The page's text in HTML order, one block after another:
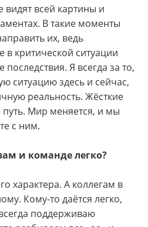
видят всей картины и
В такие моменты
их, ведь
критической ситуации
Я всегда за то,
ситуацию здесь и сейчас,
реальность. Жёсткие
Мир меняется, и мы
с ним.
и команде легко?
характера. А коллегам в
Кому-то даётся легко,
поддерживаю